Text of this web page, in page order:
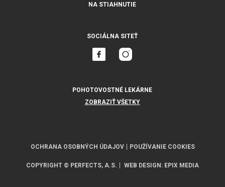
NA STIAHNUTIE
SOCIÁLNA SITEŤ
POHOTOVOSTNÉ LEKÁRNE
ZOBRAZIŤ VŠETKY
OCHRANA OSOBNÝCH ÚDAJOV POUŽÍVANIE COOKIES
COPYRIGHT © PERFECTS, A.S. WEB DESIGN: EPIX MEDIA